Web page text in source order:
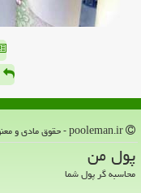
پول من
محاسبه گر پول شما